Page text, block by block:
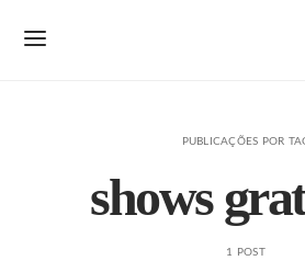
PUBLICAÇÕES POR
shows
1 POST